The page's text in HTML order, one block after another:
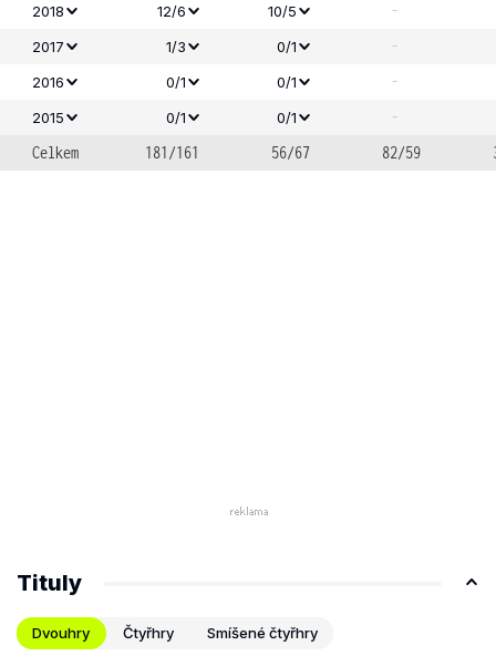
2018
12/6 10/5 -
2017 1/3 0/1 -
2016 0/1 0/1 -
2015 0/1 0/1
-
Celkem
181/161 56/67 82/59
Tituly
Dvouhry Čtyřhry Smíšené čtyřhry